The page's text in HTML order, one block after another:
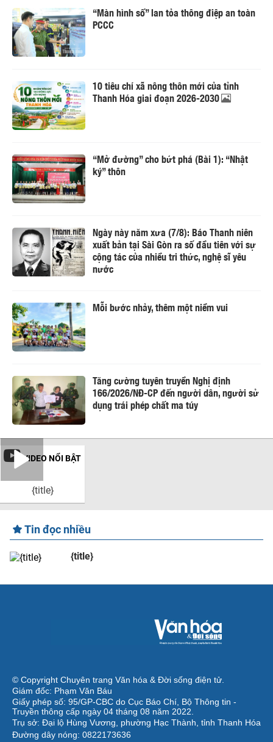
“Màn hình số” lan tỏa thông điệp an toàn
PCCC
10 tiêu chí xã nông thôn mới của tỉnh
Thanh Hóa giai đoạn 2026-2030
“Mở đường” cho bứt phá (Bài 1): “Nhật
ký” thôn
Ngày này năm xưa (7/8): Báo Thanh niên
xuất bản tại Sài Gòn ra số đầu tiên với sự
cộng tác của nhiều tri thức, nghệ sĩ yêu
nước
Mỗi bước nhảy, thêm một niềm vui
Tăng cường tuyên truyền Nghị định
166/2026/NĐ-CP đến người dân, người sử
dụng trái phép chất ma túy
VIDEO NỔI BẬT
{title}
Tin đọc nhiều
{title}
© Copyright Chuyên trang Văn hóa & Đời sống điện tử.
Giám đốc: Phạm Văn Báu
Giấy phép số: 95/GP-CBC do Cục Báo Chí, Bộ Thông tin -
Truyền thông cấp ngày 04 tháng 08 năm 2022.
Trụ sở: Đại lộ Hùng Vương, phường Hạc Thành, tỉnh Thanh Hóa
Đường dây nóng: 0822173636